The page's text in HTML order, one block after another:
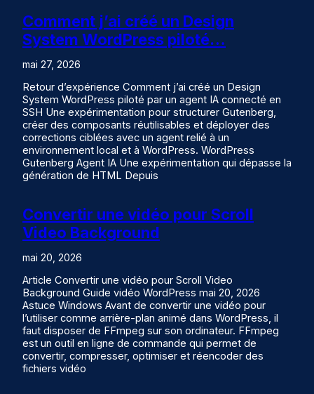
Comment j’ai créé un Design
System WordPress piloté…
mai 27, 2026
Retour d’expérience Comment j’ai créé un Design
System WordPress piloté par un agent IA connecté en
SSH Une expérimentation pour structurer Gutenberg,
créer des composants réutilisables et déployer des
corrections ciblées avec un agent relié à un
environnement local et à WordPress. WordPress
Gutenberg Agent IA Une expérimentation qui dépasse la
génération de HTML Depuis
Convertir une vidéo pour Scroll
Video Background
mai 20, 2026
Article Convertir une vidéo pour Scroll Video
Background Guide vidéo WordPress mai 20, 2026
Astuce Windows Avant de convertir une vidéo pour
l’utiliser comme arrière-plan animé dans WordPress, il
faut disposer de FFmpeg sur son ordinateur. FFmpeg
est un outil en ligne de commande qui permet de
convertir, compresser, optimiser et réencoder des
fichiers vidéo